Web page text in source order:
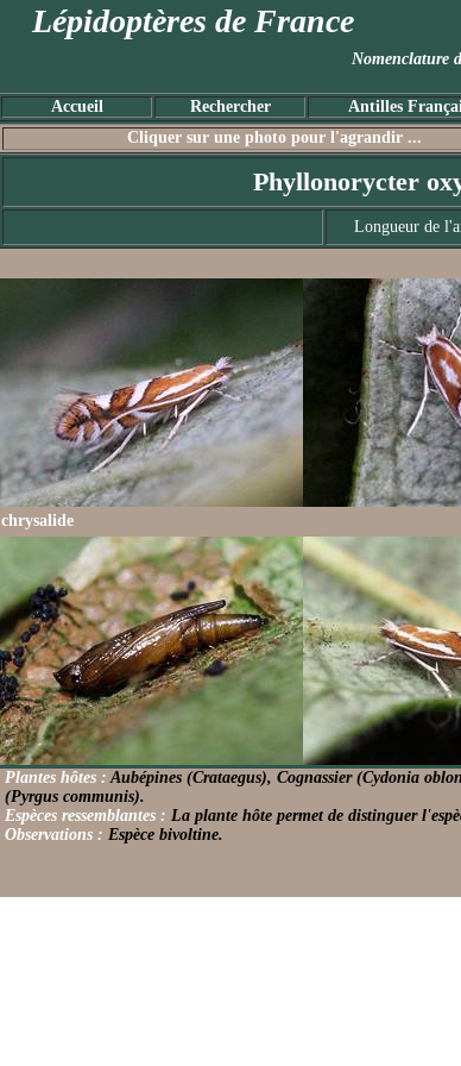
Lépidoptères de France
Accueil Rechercher Antilles
Cliquer sur une photo pour l'agrandir ...
Phyllonorycter
Longueur de
chrysalide
Plantes hôtes :Aubépines (Crataegus), Cognassier (Cydonia
(Pyrgus communis).
Espèces ressemblantes : La plante hôte permet de distinguer
Observations : Espèce bivoltine.